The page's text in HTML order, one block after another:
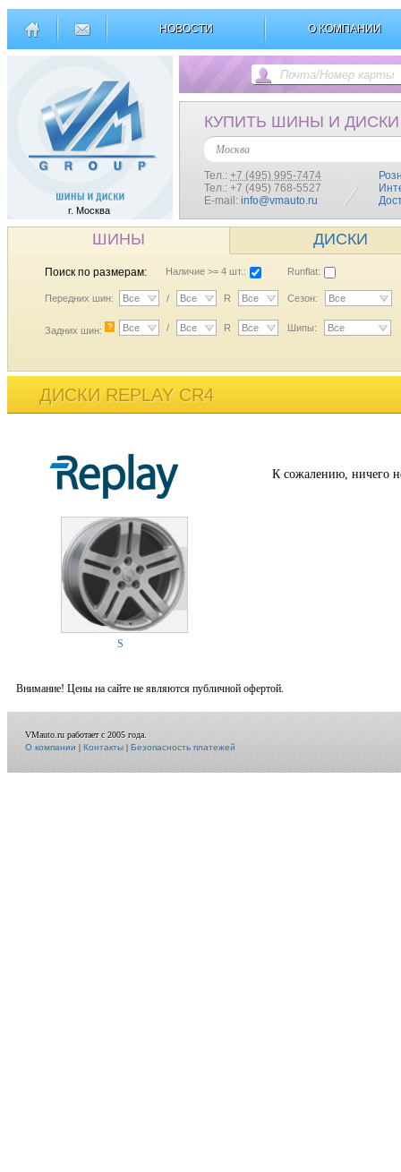
НОВОСТИ О КОМПАНИИ
г. Москва
КУПИТЬ ШИНЫ И ДИСКИ
Москва
Тел.: +7 (495) 995-7474
Тел.: +7 (495) 768-5527
E-mail: info@vmauto.ru
ШИНЫ ДИСКИ
Поиск по размерам: Наличие >= 4 шт.: Runflat:
Передних шин: Все / Все R Все Сезон: Все
Задних шин: ? Все / Все R Все Шипы: Все
ДИСКИ REPLAY CR4
S
К сожалению, ничего
Внимание! Цены на сайте не являются публичной офертой.
VMauto.ru работает с 2005 года.
О компании|Контакты|Безопасность платежей